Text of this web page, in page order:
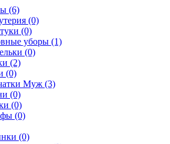
(6)
(0)
(0)
уборы (1)
(0)
(2)
(0)
Муж (3)
(0)
(0)
(0)
(0)